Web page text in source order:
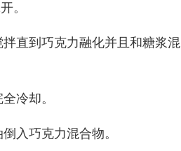
。
直到巧克力融化并且和糖浆混
冷却。
入巧克力混合物。